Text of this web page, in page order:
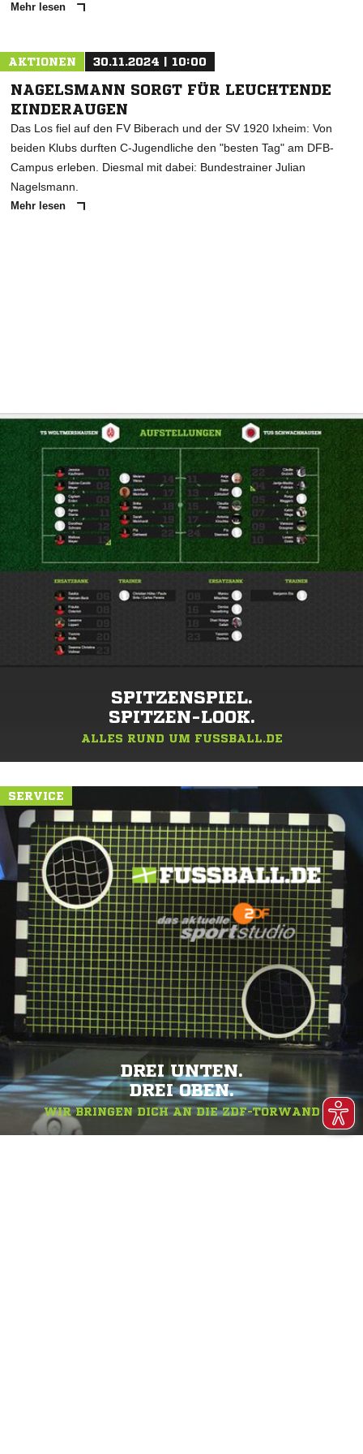
Mehr lesen
AKTIONEN 30.11.2024 | 10:00
NAGELSMANN SORGT FÜR LEUCHTENDE
KINDERAUGEN
Das Los fiel auf den FV Biberach und der SV 1920 Ixheim: Von
beiden Klubs durften C-Jugendliche den "besten Tag" am DFB-
Campus erleben. Diesmal mit dabei: Bundestrainer Julian
Nagelsmann.
Mehr lesen
SPITZENSPIEL.
SPITZEN-LOOK.
ALLES RUND UM FUSSBALL.DE
SERVICE
DREI UNTEN.
DREI OBEN.
WIR BRINGEN DICH AN DIE ZDF-TORWAND